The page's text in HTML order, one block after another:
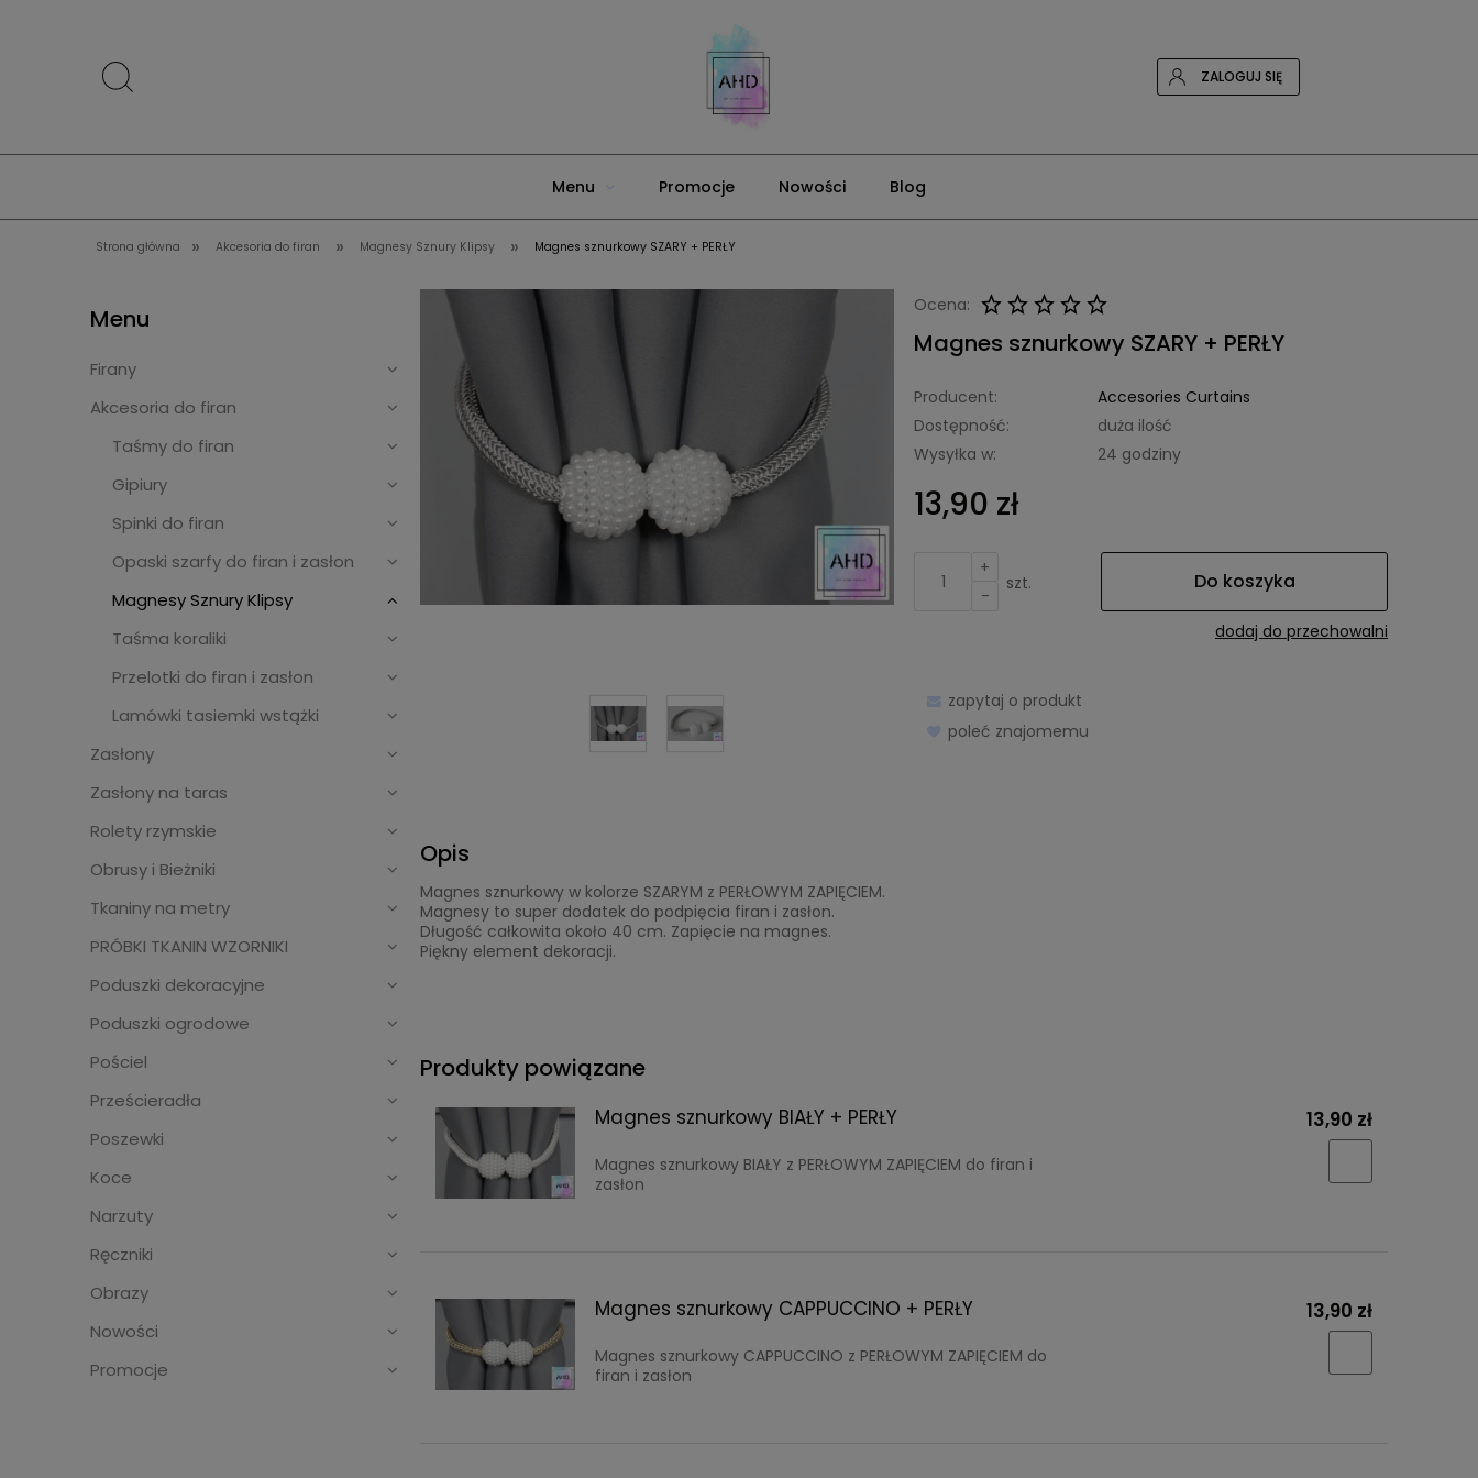
ZALOGUJ SIĘ
Menu Promocje Nowości Blog
Strona główna » Akcesoria do firan » Magnesy Sznury Klipsy » Magnes sznurkowy SZARY + PERŁY
Menu
Firany
Akcesoria do firan
Taśmy do firan
Gipiury
Spinki do firan
Opaski szarfy do firan i zasłon
Magnesy Sznury Klipsy
Taśma koraliki
Przelotki do firan i zasłon
Lamówki tasiemki wstążki
Zasłony
Zasłony na taras
Rolety rzymskie
Obrusy i Bieżniki
Tkaniny na metry
PRÓBKI TKANIN WZORNIKI
Poduszki dekoracyjne
Poduszki ogrodowe
Pościel
Prześcieradła
Poszewki
Koce
Narzuty
Ręczniki
Obrazy
Nowości
Promocje
Ocena:
Magnes sznurkowy SZARY + PERŁY
Producent:
Accesories Curtains
Dostępność:
duża ilość
Wysyłka w:
24 godziny
13,90 zł
+
-
szt. Do koszyka
dodaj do przechowalni
zapytaj o produkt
poleć znajomemu
Opis
Magnes sznurkowy w kolorze SZARYM z PERŁOWYM ZAPIĘCIEM.
Magnesy to super dodatek do podpięcia firan i zasłon.
Długość całkowita około 40 cm. Zapięcie na magnes.
Piękny element dekoracji.
Produkty powiązane
Magnes sznurkowy BIAŁY + PERŁY
Magnes sznurkowy BIAŁY z PERŁOWYM ZAPIĘCIEM do firan i
zasłon
13,90 zł
Magnes sznurkowy CAPPUCCINO + PERŁY
Magnes sznurkowy CAPPUCCINO z PERŁOWYM ZAPIĘCIEM do
firan i zasłon
13,90 zł